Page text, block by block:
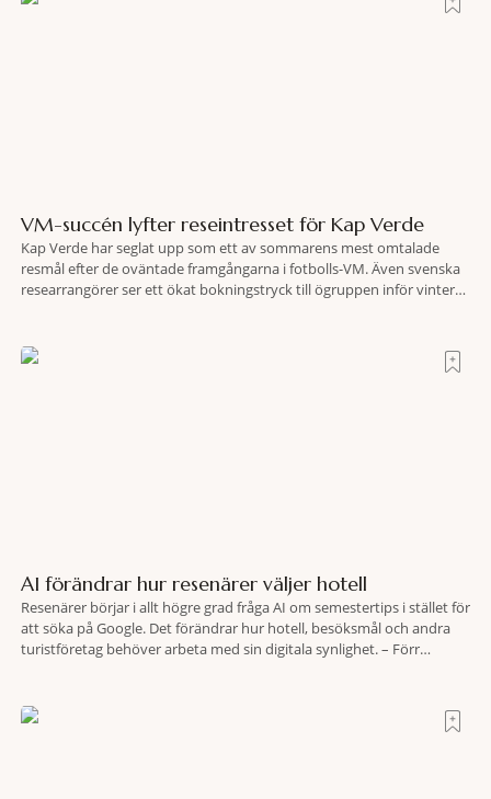
VM-succén lyfter reseintresset för Kap Verde
Kap Verde har seglat upp som ett av sommarens mest omtalade
resmål efter de oväntade framgångarna i fotbolls-VM. Även svenska
researrangörer ser ett ökat bokningstryck till ögruppen inför vintern.
motsvarande vecka i
AI förändrar hur resenärer väljer hotell
Resenärer börjar i allt högre grad fråga AI om semestertips i stället för
att söka på Google. Det förändrar hur hotell, besöksmål och andra
turistföretag behöver arbeta med sin digitala synlighet. – Förr